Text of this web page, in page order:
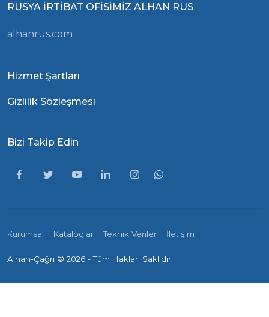
RUSYA İRTİBAT OFİSİMİZ ALHAN RUS
alhanrus.com
Hizmet Şartları
Gizlilik Sözleşmesi
Bizi Takip Edin
Kurumsal Kataloglar Teknik Veriler İletişim
Alhan-Çağrı © 2026 - Tüm Hakları Saklıdır.